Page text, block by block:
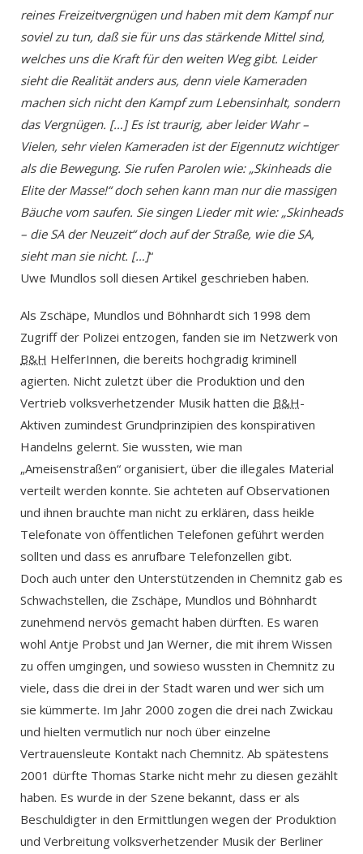
reines Freizeitvergnügen und haben mit dem Kampf nur
soviel zu tun, daß sie für uns das stärkende Mittel sind,
welches uns die Kraft für den weiten Weg gibt. Leider
sieht die Realität anders aus, denn viele Kameraden
machen sich nicht den Kampf zum Lebensinhalt, sondern
das Vergnügen. […] Es ist traurig, aber leider Wahr –
Vielen, sehr vielen Kameraden ist der Eigennutz wichtiger
als die Bewegung. Sie rufen Parolen wie: „Skinheads die
Elite der Masse!“ doch sehen kann man nur die massigen
Bäuche vom saufen. Sie singen Lieder mit wie: „Skinheads
– die SA der Neuzeit“ doch auf der Straße, wie die SA,
sieht man sie nicht. […]“
Uwe Mundlos soll diesen Artikel geschrieben haben.
Als Zschäpe, Mundlos und Böhnhardt sich 1998 dem
Zugriff der Polizei entzogen, fanden sie im Netzwerk von
B&H HelferInnen, die bereits hochgradig kriminell
agierten. Nicht zuletzt über die Produktion und den
Vertrieb volksverhetzender Musik hatten die B&H-
Aktiven zumindest Grundprinzipien des konspirativen
Handelns gelernt. Sie wussten, wie man
„Ameisenstraßen“ organisiert, über die illegales Material
verteilt werden konnte. Sie achteten auf Observationen
und ihnen brauchte man nicht zu erklären, dass heikle
Telefonate von öffentlichen Telefonen geführt werden
sollten und dass es anrufbare Telefonzellen gibt.
Doch auch unter den Unterstützenden in Chemnitz gab es
Schwachstellen, die Zschäpe, Mundlos und Böhnhardt
zunehmend nervös gemacht haben dürften. Es waren
wohl Antje Probst und Jan Werner, die mit ihrem Wissen
zu offen umgingen, und sowieso wussten in Chemnitz zu
viele, dass die drei in der Stadt waren und wer sich um
sie kümmerte. Im Jahr 2000 zogen die drei nach Zwickau
und hielten vermutlich nur noch über einzelne
Vertrauensleute Kontakt nach Chemnitz. Ab spätestens
2001 dürfte Thomas Starke nicht mehr zu diesen gezählt
haben. Es wurde in der Szene bekannt, dass er als
Beschuldigter in den Ermittlungen wegen der Produktion
und Verbreitung volksverhetzender Musik der Berliner